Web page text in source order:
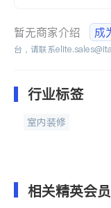
暂无商家介绍 成
台，请联系
行业标签
室内装修
相关精英会员